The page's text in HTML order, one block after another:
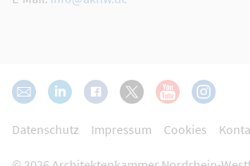
Datenschutz Impressum Cookies